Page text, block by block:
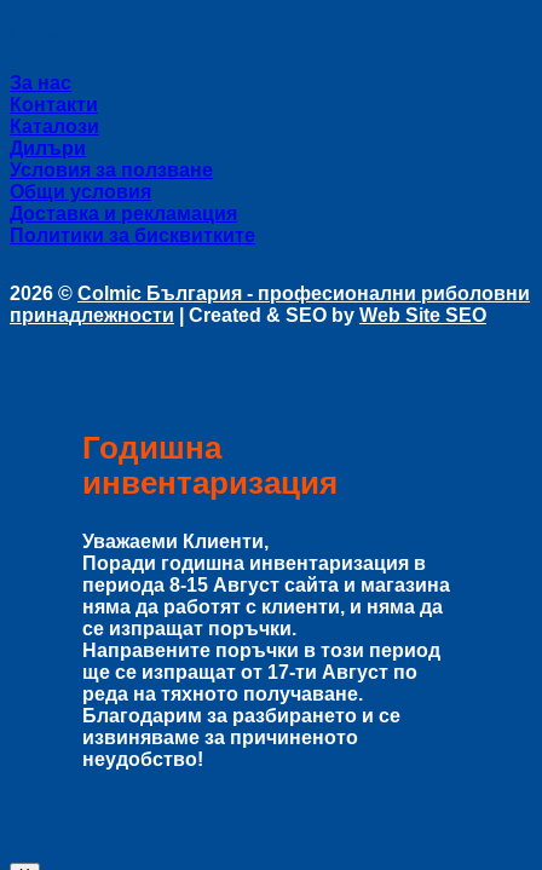
За нас
Контакти
Каталози
Дилъри
Условия за ползване
Общи условия
Доставка и рекламация
Политики за бисквитките
2026 © Colmic България - професионални риболовни
принадлежности | Created & SEO by Web Site SEO
Годишна
инвентаризация
Уважаеми Клиенти,
Поради годишна инвентаризация в
периода 8-15 Август сайта и магазина
няма да работят с клиенти, и няма да
се изпращат поръчки.
Направените поръчки в този период
ще се изпращат от 17-ти Август по
реда на тяхното получаване.
Благодарим за разбирането и се
извиняваме за причиненото
неудобство!